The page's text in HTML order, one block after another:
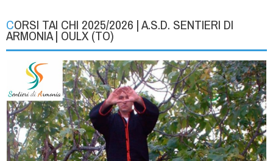
CORSI TAI CHI 2025/2026 | A.S.D. SENTIERI DI
ARMONIA | OULX (TO)